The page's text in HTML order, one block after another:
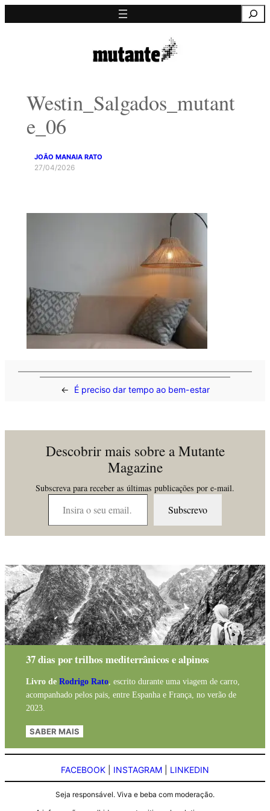
para
Westin_Salgados_mutant
e_06
JOÃO MANAIA RATO
27/04/2026
← É preciso dar tempo ao bem-estar
Descobrir mais sobre a Mutante
Magazine
Subscreva para receber as últimas publicações por e-mail.
Insira o seu email…
Subscrevo
37 dias por trilhos mediterrânicos e alpinos
Livro de Rodrigo Rato, escrito durante uma viagem de carro,
acompanhado pelos pais, entre Espanha e França, no verão de
2023.
SABER MAIS
FACEBOOK INSTAGRAM LINKEDIN
Seja responsável. Viva e beba com moderação.